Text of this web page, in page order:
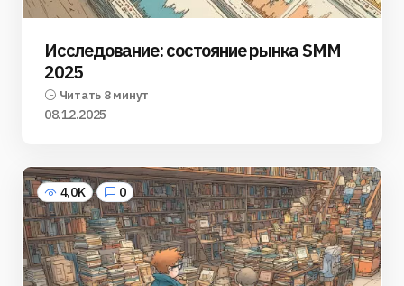
Исследование: состояние рынка SMM
2025
Читать 8 минут
08.12.2025
4,0K 0